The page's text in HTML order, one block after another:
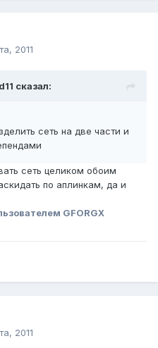
2011
сказал:
сеть на две части и
сеть целиком обоим
по аплинкам, да и
GFORGX
2011